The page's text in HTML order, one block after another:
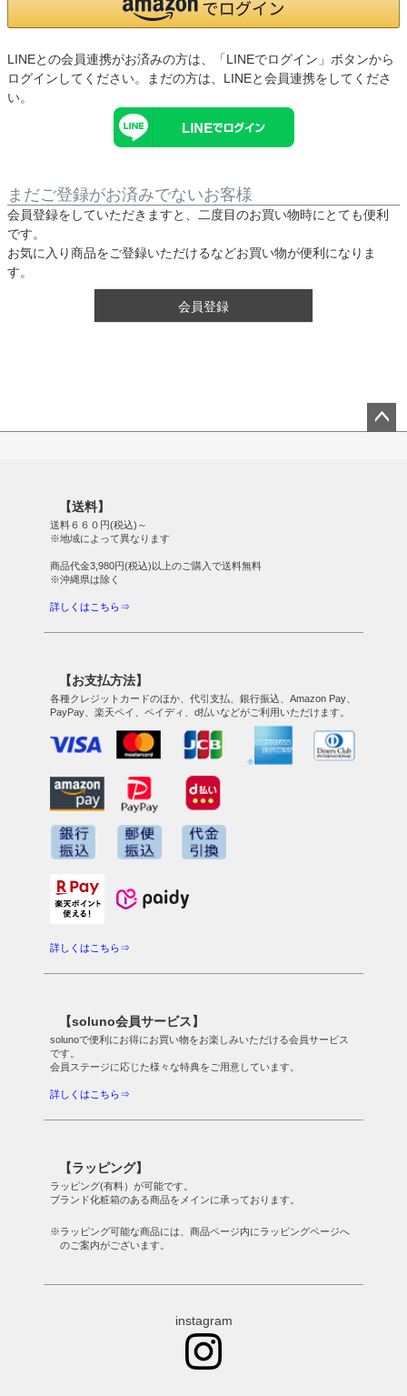
LINEとの会員連携がお済みの方は、「LINEでログイン」ボタンから
ログインしてください。まだの方は、 LINEと会員連携をしてくださ
い。
まだご登録がお済みでないお客様
会員登録をしていただきますと、二度目のお買い物時にとても便利
です。
お気に入り商品をご登録いただけるなどお買い物が便利になりま
す。
会員登録
【送料】
送料６６０円(税込)～
※地域によって異なります
商品代金3,980円(税込)以上のご購入で送料無料
※沖縄県は除く
詳しくはこちら⇒
【お支払方法】
各種クレジットカードのほか、代引支払、銀行振込、Amazon Pay、
PayPay、楽天ペイ、ペイディ、d払いなどがご利用いただけます。
詳しくはこちら⇒
【soluno会員サービス】
solunoで便利にお得にお買い物をお楽しみいただける会員サービス
です。
会員ステージに応じた様々な特典をご用意しています。
詳しくはこちら⇒
【ラッピング】
ラッピング(有料）が可能です。
ブランド化粧箱のある商品をメインに承っております。
※ラッピング可能な商品には、商品ページ内にラッピングページへ
のご案内がございます。
instagram